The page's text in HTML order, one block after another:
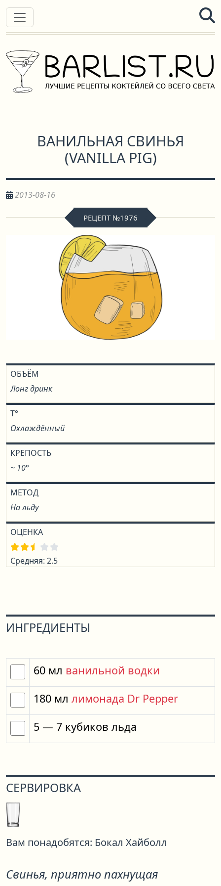
ВАНИЛЬНАЯ СВИНЬЯ
(VANILLA PIG)
2013-08-16
РЕЦЕПТ №1976
ОБЪЁМ
Лонг дринк
T°
Охлаждённый
КРЕПОСТЬ
~ 10°
МЕТОД
На льду
ОЦЕНКА
Средняя: 2.5
ИНГРЕДИЕНТЫ
60 мл ванильной водки
180 мл лимонада Dr Pepper
5 — 7 кубиков льда
СЕРВИРОВКА
Вам понадобятся: Бокал Хайболл
Свинья, приятно пахнущая